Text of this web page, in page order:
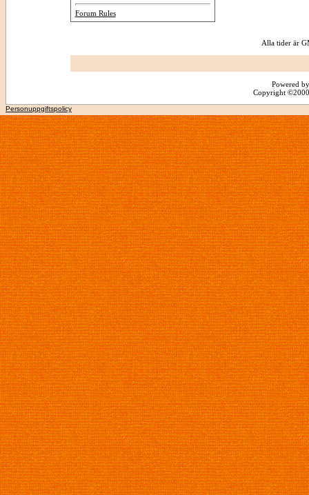
Forum Rules
Alla tider är
Powered
Copyright
Personuppgiftspolicy